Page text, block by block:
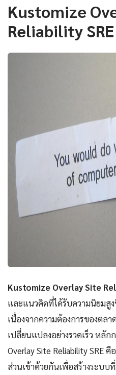
Kustomize
Reliability
Kustomize Overlay Site
และแนวคิดที่ได้รับความนิยมสู
เนื่องจากความต้องการของตล
เปลี่ยนแปลงอย่างรวดเร็ว หลัก
Overlay Site Reliability SRE
ส่วนเข้าด้วยกันเพื่อสร้างระบ